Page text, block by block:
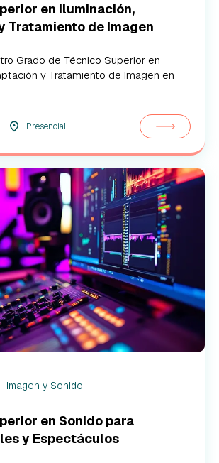
en Iluminación,
Tratamiento de Imagen
Grado de Técnico Superior en
y Tratamiento de Imagen en
Presencial
Imagen y Sonido
en Sonido para
y Espectáculos